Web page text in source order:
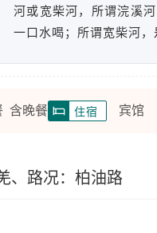
河或宽柴河，所谓浣溪
一口水喝；所谓宽柴河，
含晚餐 住宿 宾馆
、路况：柏油路